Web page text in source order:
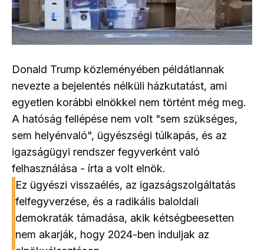
Donald Trump közleményében példátlannak
nevezte a bejelentés nélküli házkutatást, ami
egyetlen korábbi elnökkel nem történt még meg.
A hatóság fellépése nem volt "sem szükséges,
sem helyénvaló", ügyészségi túlkapás, és az
igazságügyi rendszer fegyverként való
felhasználása - írta a volt elnök.
Ez ügyészi visszaélés, az igazságszolgáltatás
felfegyverzése, és a radikális baloldali
demokraták támadása, akik kétségbeesetten
nem akarják, hogy 2024-ben induljak az